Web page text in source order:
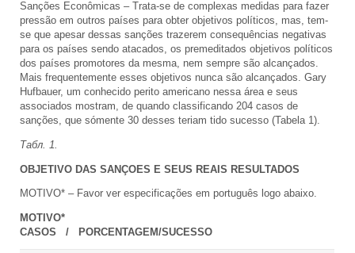
Sanções Econômicas – Trata-se de complexas medidas para fazer
pressão em outros países para obter objetivos políticos, mas, tem-
se que apesar dessas sanções trazerem consequências negativas
para os países sendo atacados, os premeditados objetivos políticos
dos países promotores da mesma, nem sempre são alcançados.
Mais frequentemente esses objetivos nunca são alcançados. Gary
Hufbauer, um conhecido perito americano nessa área e seus
associados mostram, de quando classificando 204 casos de
sanções, que sómente 30 desses teriam tido sucesso (Tabela 1).
Табл. 1.
OBJETIVO DAS SANÇOES E SEUS REAIS RESULTADOS
MOTIVO* – Favor ver especificações em português logo abaixo.
MOTIVO*
CASOS / PORCENTAGEM/SUCESSO